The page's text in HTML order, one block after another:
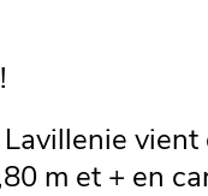
vient
m et + en